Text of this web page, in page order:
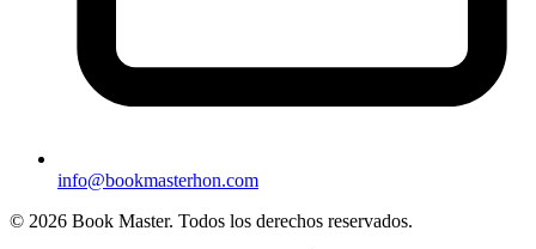
info@bookmasterhon.com
© 2026 Book Master. Todos los derechos reservados.